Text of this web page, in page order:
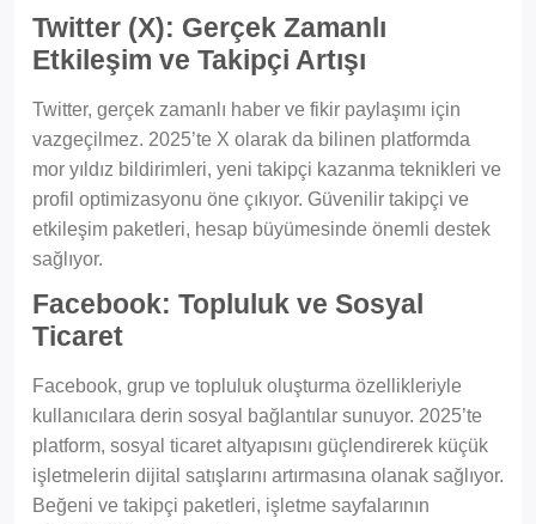
Twitter (X): Gerçek Zamanlı
Etkileşim ve Takipçi Artışı
Twitter, gerçek zamanlı haber ve fikir paylaşımı için
vazgeçilmez. 2025’te X olarak da bilinen platformda
mor yıldız bildirimleri, yeni takipçi kazanma teknikleri ve
profil optimizasyonu öne çıkıyor. Güvenilir takipçi ve
etkileşim paketleri, hesap büyümesinde önemli destek
sağlıyor.
Facebook: Topluluk ve Sosyal
Ticaret
Facebook, grup ve topluluk oluşturma özellikleriyle
kullanıcılara derin sosyal bağlantılar sunuyor. 2025’te
platform, sosyal ticaret altyapısını güçlendirerek küçük
işletmelerin dijital satışlarını artırmasına olanak sağlıyor.
Beğeni ve takipçi paketleri, işletme sayfalarının